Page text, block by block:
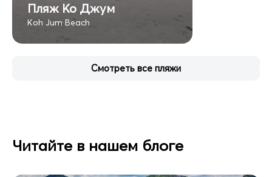
Пляж Ко Джум
Koh Jum Beach
Смотреть все пляжи
Читайте в нашем блоге